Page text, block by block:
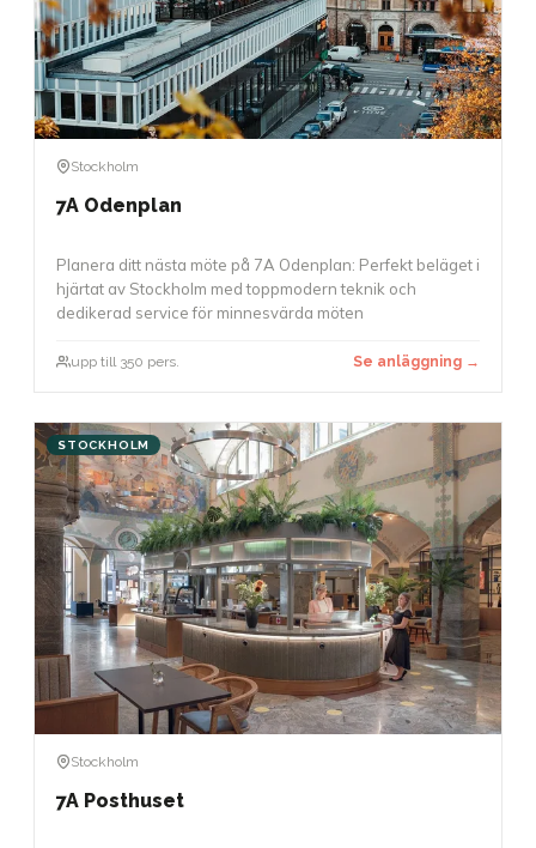
Stockholm
7A Odenplan
Planera ditt nästa möte på 7A Odenplan: Perfekt beläget i
hjärtat av Stockholm med toppmodern teknik och
dedikerad service för minnesvärda möten
upp till 350 pers. Se anläggning →
STOCKHOLM
Stockholm
7A Posthuset